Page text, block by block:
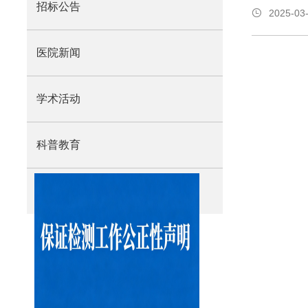
招标公告
医院新闻
学术活动
科普教育
2025-